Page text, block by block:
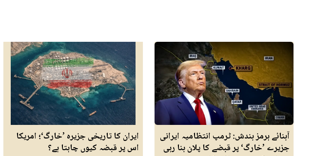
آبنائے ہرمز بندش: ٹرمپ انتظامیہ ایرانی
جزیرے ’خارگ‘ پر قبضے کا پلان بنا رہی
ایران کا تاریخی جزیرہ ’خارگ‘؛ امریکا
اس پر قبضہ کیوں چاہتا ہے؟